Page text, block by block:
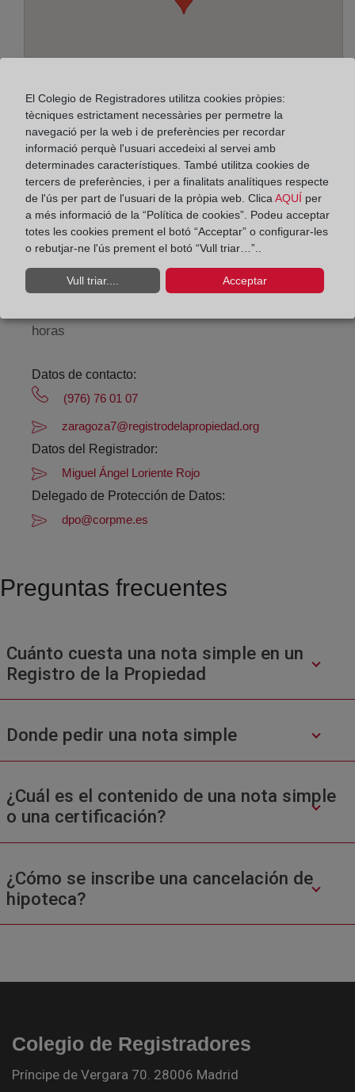
Adreça:
Plaza de Mariano Arregui, 8 - 2º, 50005
Horario:
De lunes a viernes de 09:00 a 17:00 horas
Agosto: De lunes a viernes de 09:00 a 14:00 horas
horas
Datos de contacto:
(976) 76 01 07
zaragoza7@registrodelapropiedad.org
Datos del Registrador:
Miguel Ángel Loriente Rojo
Delegado de Protección de Datos:
dpo@corpme.es
Preguntas frecuentes
Cuánto cuesta una nota simple en un
Registro de la Propiedad
Donde pedir una nota simple
¿Cuál es el contenido de una nota simple
o una certificación?
¿Cómo se inscribe una cancelación de
hipoteca?
Colegio de Registradores
Príncipe de Vergara 70. 28006 Madrid
El Colegio de Registradores utilitza cookies pròpies:
tècniques estrictament necessàries per permetre la
navegació per la web i de preferències per recordar
informació perquè l'usuari accedeixi al servei amb
determinades característiques. També utilitza cookies de
tercers de preferències, i per a finalitats analítiques respecte
de l'ús per part de l'usuari de la pròpia web. ClicaAQUÍ per
a més informació de la “Política de cookies”. Podeu acceptar
totes les cookies prement el botó “Acceptar” o configurar-les
o rebutjar-ne l'ús prement el botó “Vull triar…”..
Vull triar.... Acceptar